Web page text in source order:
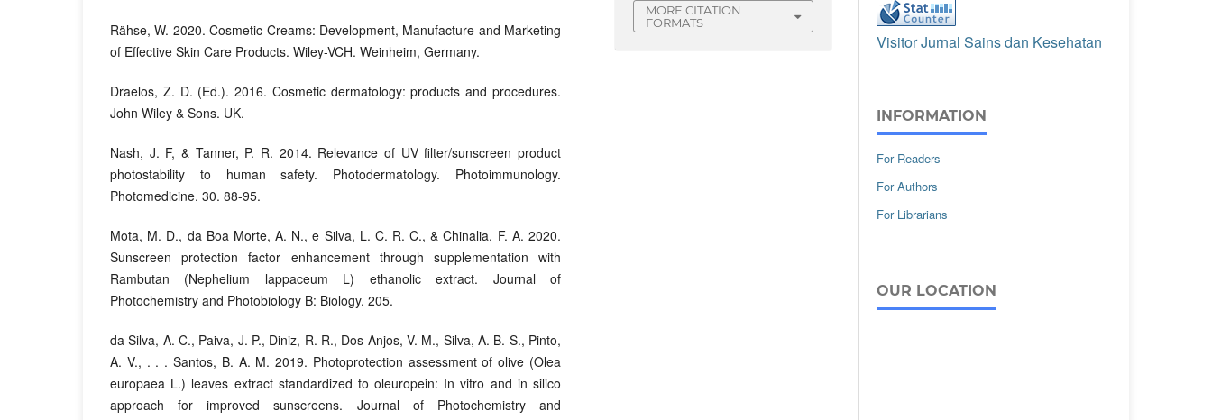
Rähse, W. 2020. Cosmetic Creams: Development, Manufacture and Marketing
of Effective Skin Care Products. Wiley-VCH. Weinheim, Germany.
Draelos, Z. D. (Ed.). 2016. Cosmetic dermatology: products and procedures.
John Wiley & Sons. UK.
Nash, J. F, & Tanner, P. R. 2014. Relevance of UV filter/sunscreen product
photostability to human safety. Photodermatology. Photoimmunology.
Photomedicine. 30. 88-95.
Mota, M. D., da Boa Morte, A. N., e Silva, L. C. R. C., & Chinalia, F. A. 2020.
Sunscreen protection factor enhancement through supplementation with
Rambutan (Nephelium lappaceum L) ethanolic extract. Journal of
Photochemistry and Photobiology B: Biology. 205.
da Silva, A. C., Paiva, J. P., Diniz, R. R., Dos Anjos, V. M., Silva, A. B. S., Pinto,
A. V., . . . Santos, B. A. M. 2019. Photoprotection assessment of olive (Olea
europaea L.) leaves extract standardized to oleuropein: In vitro and in silico
approach for improved sunscreens. Journal of Photochemistry and
MORE CITATION
FORMATS
Visitor Jurnal Sains dan Kesehatan
INFORMATION
For Readers
For Authors
For Librarians
OUR LOCATION